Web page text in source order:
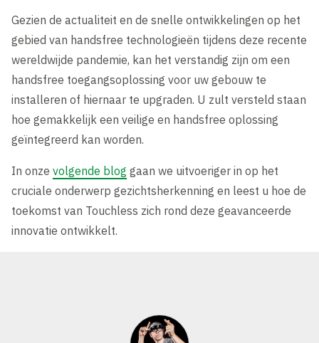
Gezien de actualiteit en de snelle ontwikkelingen op het
gebied van handsfree technologieën tijdens deze recente
wereldwijde pandemie, kan het verstandig zijn om een
handsfree toegangsoplossing voor uw gebouw te
installeren of hiernaar te upgraden. U zult versteld staan
hoe gemakkelijk een veilige en handsfree oplossing
geïntegreerd kan worden.
In onze volgende blog gaan we uitvoeriger in op het
cruciale onderwerp gezichtsherkenning en leest u hoe de
toekomst van Touchless zich rond deze geavanceerde
innovatie ontwikkelt.